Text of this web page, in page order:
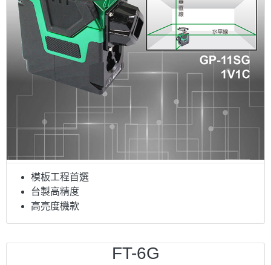
模板工程首選
台製高精度
高亮度機款
FT-6G